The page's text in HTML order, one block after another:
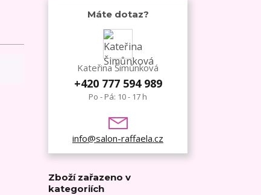
Máte dotaz?
Kateřina Šimůnková
+420 777 594 989
Po - Pá: 10 - 17 h
info@salon-raffaela.cz
Zboží zařazeno v
kategoriích